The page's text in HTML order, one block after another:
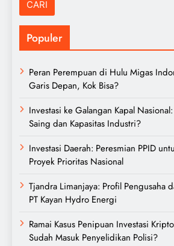
Populer
Peran Perempuan di Hulu Migas
Garis Depan, Kok Bisa?
Investasi ke Galangan Kapal
Saing dan Kapasitas Industri?
Investasi Daerah: Peresmian PPID
Proyek Prioritas Nasional
Tjandra Limanjaya: Profil Pengusaha
PT Kayan Hydro Energi
Ramai Kasus Penipuan Investasi
Sudah Masuk Penyelidikan Polisi?